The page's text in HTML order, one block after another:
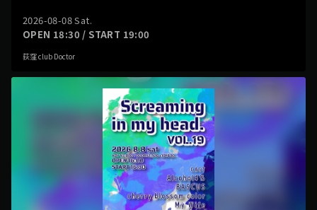
2026-08-08 Sat.
OPEN 18:30 / START 19:00
荻窪 club Doctor